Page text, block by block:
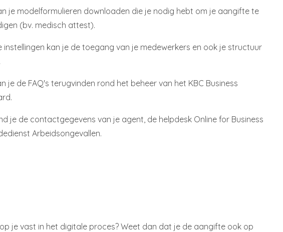
je modelformulieren downloaden die je nodig hebt om je aangifte te
(bv. medisch attest).
instellingen kan je de toegang van je medewerkers en ook je structuur
je de FAQ's terugvinden rond het beheer van het KBC Business
je de contactgegevens van je agent, de helpdesk Online for Business
Arbeidsongevallen.
je vast in het digitale proces? Weet dan dat je de aangifte ook op